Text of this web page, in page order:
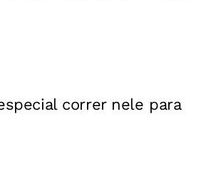
correr nele para